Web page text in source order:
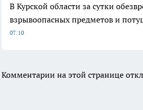
В Курской области за сутки
взрывоопасных предметов и
07:10
Комментарии на этой странице